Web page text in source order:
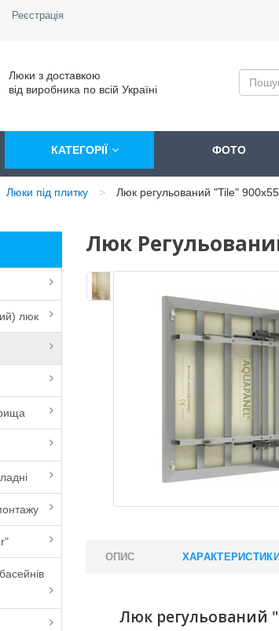
Реєстрація
Люки з доставкою
від виробника по всій Україні
КАТЕГОРІЇ ФОТО
Люки під плитку Люк регульований "Tile"
люк
Люк
ОПИС ХАРАКТЕРИСТИКИ
Люк регульований